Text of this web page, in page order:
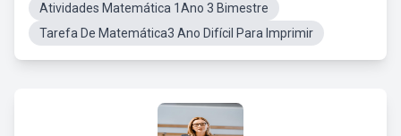
Atividades Matemática 1Ano 3 Bimestre
Tarefa De Matemática3 Ano Difícil Para Imprimir